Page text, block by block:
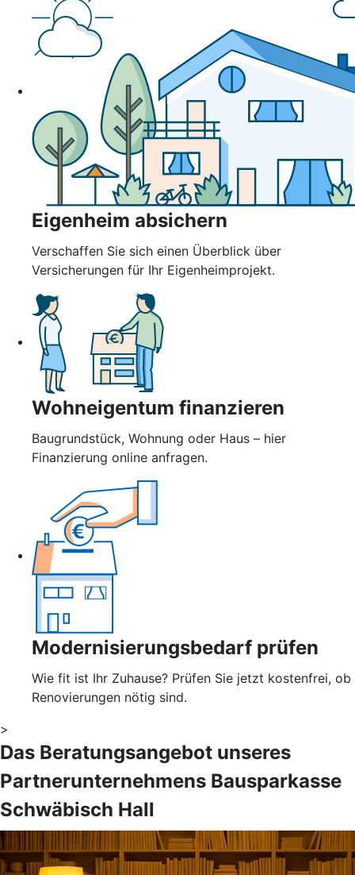
Eigenheim absichern
Verschaffen Sie sich einen Überblick über
Versicherungen für Ihr Eigenheimprojekt.
Wohneigentum finanzieren
Baugrundstück, Wohnung oder Haus – hier
Finanzierung online anfragen.
Modernisierungsbedarf prüfen
Wie fit ist Ihr Zuhause? Prüfen Sie jetzt kostenfrei, ob
Renovierungen nötig sind.
>
Das Beratungsangebot unseres
Partnerunternehmens Bausparkasse
Schwäbisch Hall